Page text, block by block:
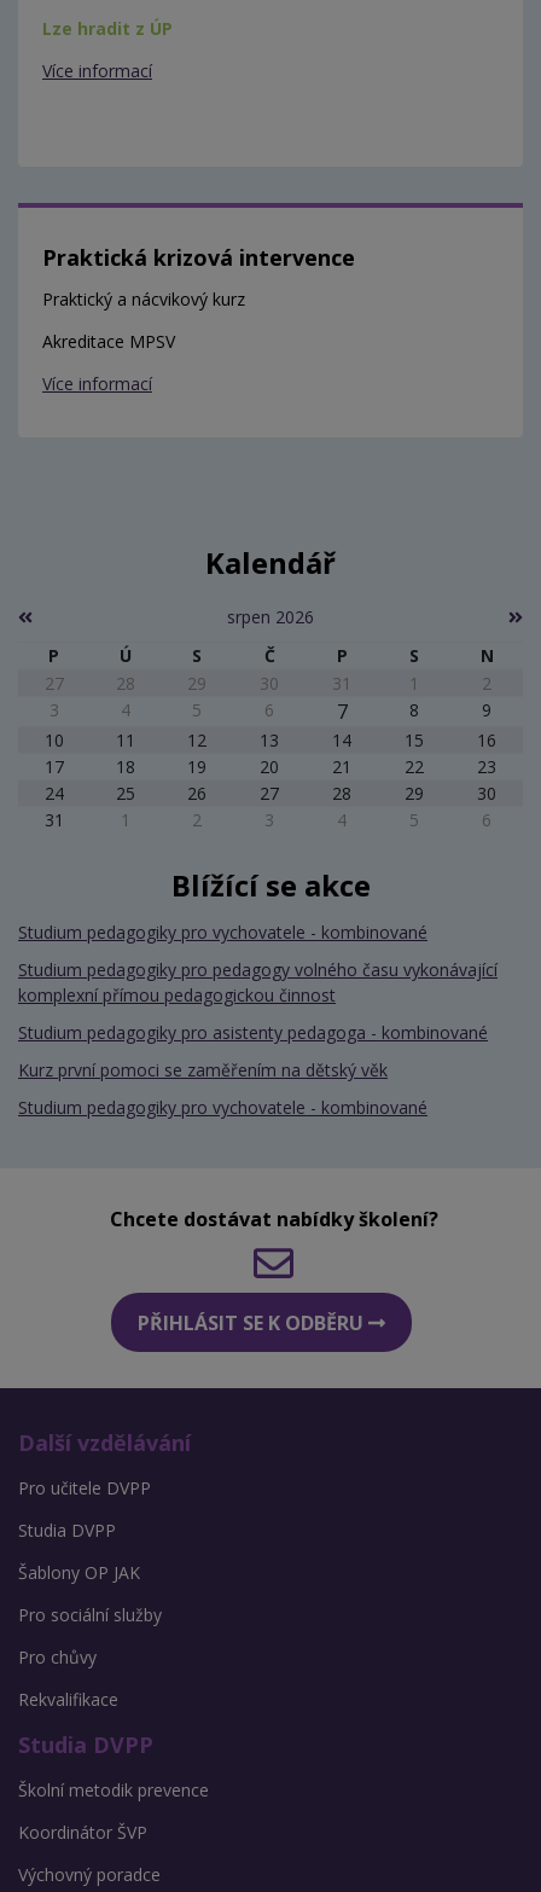
Lze hradit z ÚP
Více informací
Praktická krizová intervence
Praktický a nácvikový kurz
Akreditace MPSV
Více informací
Kalendář
srpen 2026
P
Ú S Č P S
N
27
28 29 30 31 1
2
3
4 5 6 7 8
9
10
11 12 13 14 15
16
17
18 19 20 21 22
23
24
25 26 27 28 29
30
31
1 2 3 4 5 6
Blížící se akce
Studium pedagogiky pro vychovatele - kombinované
Studium pedagogiky pro pedagogy volného času vykonávající
komplexní přímou pedagogickou činnost
Studium pedagogiky pro asistenty pedagoga - kombinované
Kurz první pomoci se zaměřením na dětský věk
Studium pedagogiky pro vychovatele - kombinované
Chcete dostávat nabídky školení?
PŘIHLÁSIT SE K ODBĚRU
Další vzdělávání
Pro učitele DVPP
Studia DVPP
Šablony OP JAK
Pro sociální služby
Pro chůvy
Rekvalifikace
Studia DVPP
Školní metodik prevence
Koordinátor ŠVP
Výchovný poradce